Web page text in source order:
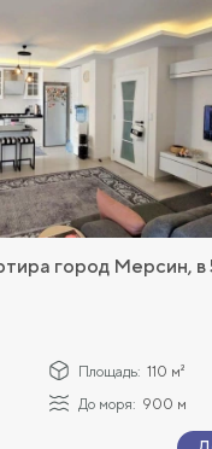
город Мерсин, в
Площадь: 110 м²
До моря: 900 м